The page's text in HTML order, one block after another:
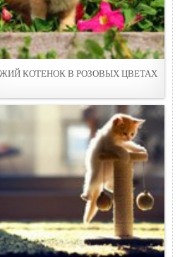
КОТЕНОК В РОЗОВЫХ ЦВЕТАХ